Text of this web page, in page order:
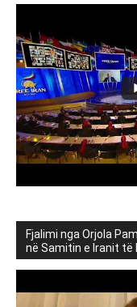
Fjalimi nga Orjola
në Samitin e Iranit të